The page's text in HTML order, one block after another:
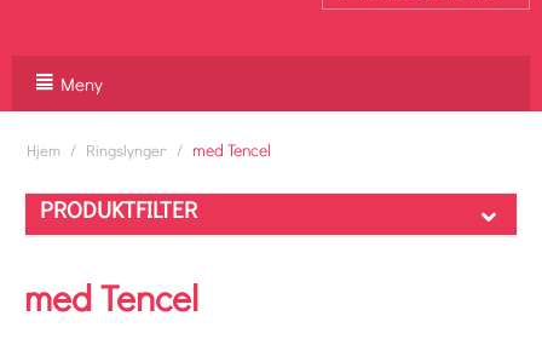
Meny
Hjem / Ringslynger / med Tencel
PRODUKTFILTER
med Tencel